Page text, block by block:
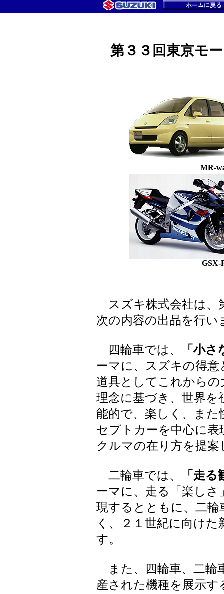
第３３回東京モ
MR-
GSX-
スズキ株式会社は、
次の内容の出品を行い
四輪車では、
「小
ーマに、スズキの得
道具としてこれから
理念に基づき、世界
能的で、楽しく、ま
セプトカーを中心に
クルマの在り方を提案
二輪車では、
「走
ーマに、走る「楽し
現するとともに、二
く、２１世紀に向け
す。
また、四輪車、二輪
産された機種を展示